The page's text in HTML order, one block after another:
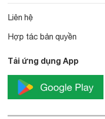
Liên hệ
Hợp tác bản quyền
Tải ứng dụng App